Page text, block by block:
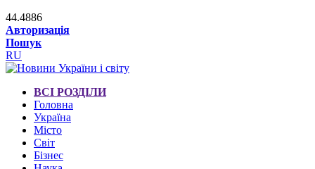
44.4886
Авторизація
Пошук
RU
ВСІ РОЗДІЛИ
Головна
Україна
Місто
Світ
Бізнес